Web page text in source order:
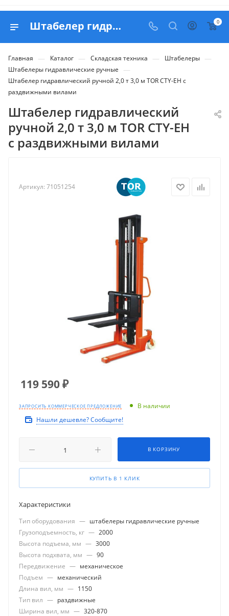
Штабелер гидравлический ручной 2,0 т 3,0 м TOR CTY-EH с раздвижными вилами - купить в Belapex 0
Главная — Каталог — Складская техника — Штабелеры —
Штабелеры гидравлические ручные —
Штабелер гидравлический ручной 2,0 т 3,0 м TOR CTY-EH с
раздвижными вилами
Штабелер гидравлический
ручной 2,0 т 3,0 м TOR CTY-EH
с раздвижными вилами
Артикул: 71051254
119 590₽
ЗАПРОСИТЬ КОММЕРЧЕСКОЕ ПРЕДЛОЖЕНИЕ
В наличии
Нашли дешевле? Сообщите!
В КОРЗИНУ
КУПИТЬ В 1 КЛИК
Характеристики
Тип оборудования — штабелеры гидравлические ручные
Грузоподъемность, кг — 2000
Высота подъема, мм — 3000
Высота подхвата, мм — 90
Передвижение — механическое
Подъем — механический
Длина вил, мм — 1150
Тип вил — раздвижные
Ширина вил, мм — 320-870